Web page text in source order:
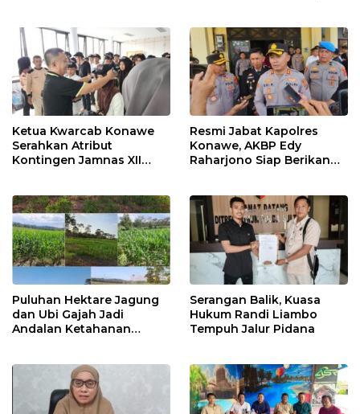
Ketua Kwarcab Konawe
Serahkan Atribut
Kontingen Jamnas XII
Resmi Jabat Kapolres
Konawe, AKBP Edy
Raharjono Siap Berikan
Puluhan Hektare Jagung
dan Ubi Gajah Jadi
Andalan Ketahanan
Serangan Balik, Kuasa
Hukum Randi Liambo
Tempuh Jalur Pidana